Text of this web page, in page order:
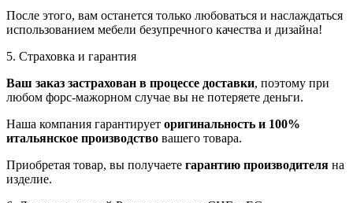
После этого, вам останется только любоваться и наслаждаться
использованием мебели безупречного качества и дизайна!
5. Страховка и гарантия
Ваш заказ застрахован в процессе доставки, поэтому при
любом форс-мажорном случае вы не потеряете деньги.
Наша компания гарантирует оригинальность и 100%
итальянское производство вашего товара.
Приобретая товар, вы получаете гарантию производителя на
изделие.